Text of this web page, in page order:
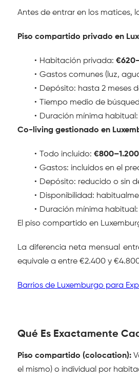
Antes de entrar en los matices,
Piso compartido privado en
Habitación privada:
Gastos comunes (luz,
Depósito: hasta 2 meses
Tiempo medio de
Duración mínima habitual:
Co-living gestionado en
Todo incluido:
Gastos: incluidos en el
Depósito: reducido o sin
Disponibilidad:
Duración mínima habitual:
El piso compartido en
La diferencia neta mensual
equivale a entre €2.400 y
Barrios de Luxemburgo para
Qué Es Exactamente
Piso compartido (colocation):
el mismo) o individual por